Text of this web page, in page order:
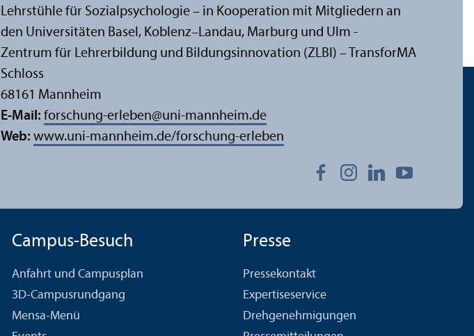
Lehr­stühle für Sozialpsychologie – in Kooperation mit Mitgliedern an
den Universitäten Basel, Koblenz–Landau, Marburg und Ulm -
Zentrum für Lehr­erbildung und Bildungs­innovation (ZLBI) – Trans­forMA
Schloss
68161 Mannheim
E-Mail: forschung-erleben@uni-mannheim.de
Web: www.uni-mannheim.de/forschung-erleben
Campus-Besuch
Anfahrt und Campusplan
3D-Campusrundgang
Mensa-Menü
Presse
Pressekontakt
Expertiseservice
Drehgenehmigungen